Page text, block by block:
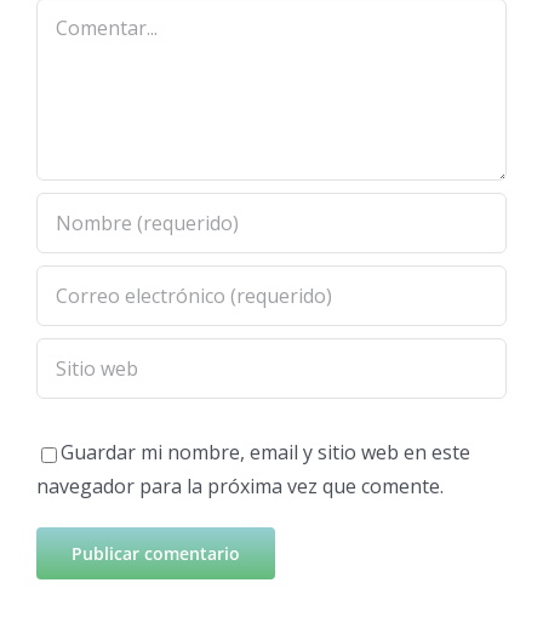
Comentar
Guardar mi nombre, email y sitio web en este
navegador para la próxima vez que comente.